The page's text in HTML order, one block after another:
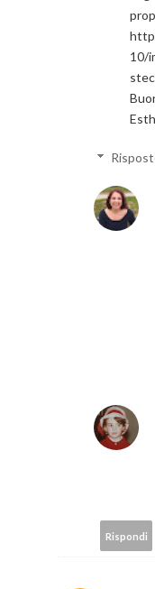
10/
Rispondi